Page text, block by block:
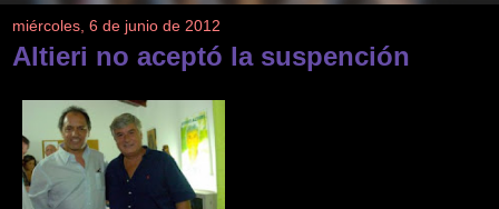
miércoles, 6 de junio de 2012
Altieri no aceptó la suspención